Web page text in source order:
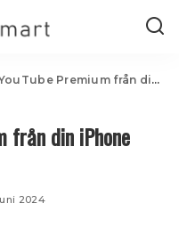
Premium från din iPhone eller iPad
från din iPhone
2024